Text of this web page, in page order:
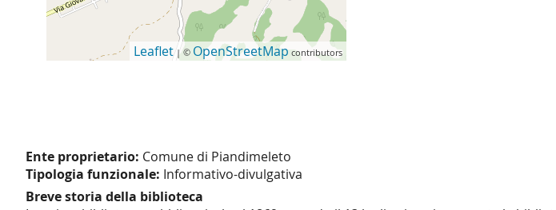
Leaflet | © OpenStreetMap contributors
Ente proprietario: Comune di Piandimeleto
Tipologia funzionale: Informativo-divulgativa
Breve storia della biblioteca